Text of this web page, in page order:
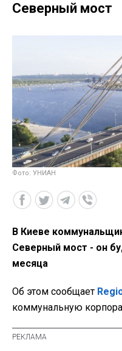
Северный мост
Фото: УНИАН
В Киеве
Северный мост - он
месяца
Об этом сообщает
коммунальную